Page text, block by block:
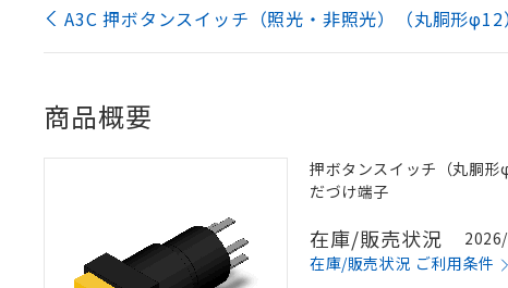
A3C 押ボタンスイッチ（照光・非照光）（丸胴形
商品概要
押ボタンスイッチ（丸胴
だづけ端子
在庫/販売状況
在庫/販売状況 ご利用条件